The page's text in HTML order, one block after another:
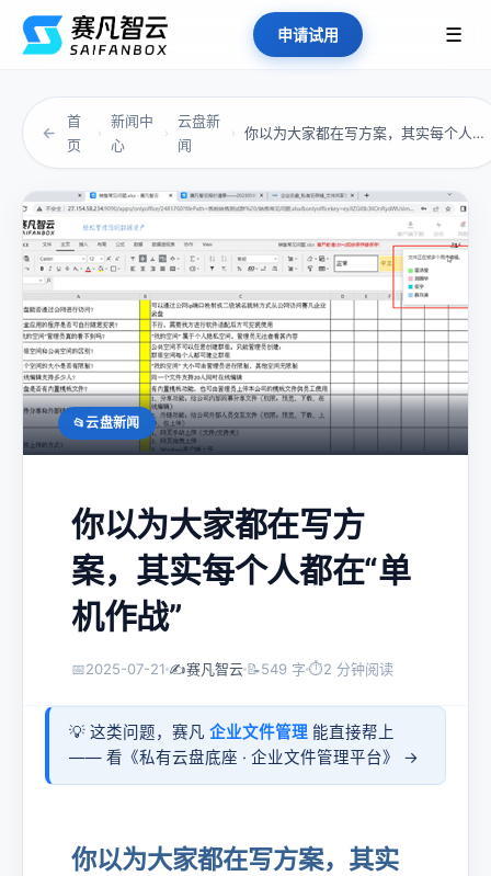
申请试用 ☰
←
首
页
›
新闻中
心
›
云盘新
闻
› 你以为大家都在写方案，其实每个人都在“单机作...
云盘新闻
你以为大家都在写方
案，其实每个人都在“单
机作战”
📅2025-07-21 ✍️赛凡智云 📝549 字 ⏱2 分钟阅读
💡 这类问题，赛凡 企业文件管理 能直接帮上
—— 看《私有云盘底座 · 企业文件管理平台》 →
你以为大家都在写方案，其实